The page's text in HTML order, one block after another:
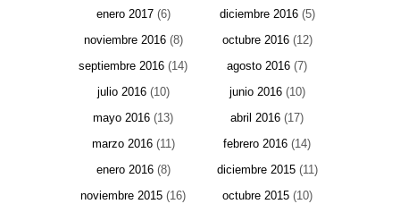
enero 2017(6) diciembre 2016(5)
noviembre 2016(8) octubre 2016(12)
septiembre 2016 (14) agosto 2016 (7)
julio 2016(10) junio 2016(10)
mayo 2016 (13) abril 2016 (17)
marzo 2016(11) febrero 2016 (14)
enero 2016(8) diciembre 2015(11)
noviembre 2015 (16) octubre 2015(10)